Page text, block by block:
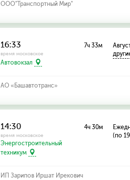
ООО"Транспортный Мир"
16:33
время московское
Автовокзал
7ч 33м
АО «Башавтотранс»
14:30
время московское
Энергостроительный
техникум
4ч 30м
(по
ИП Зарипов Иршат Ирекович